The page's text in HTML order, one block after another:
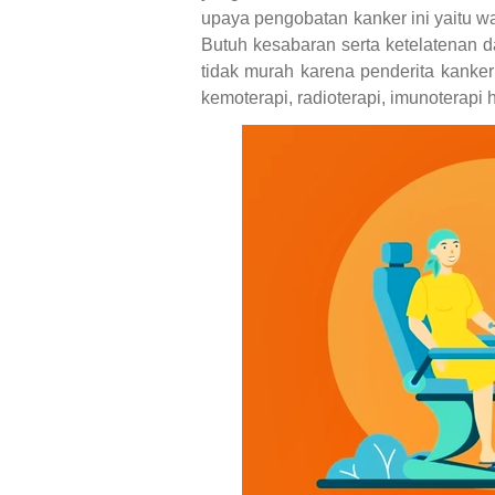
upaya pengobatan kanker ini yaitu
Butuh kesabaran serta ketelatenan
tidak murah karena penderita
kemoterapi, radioterapi, imunoterapi